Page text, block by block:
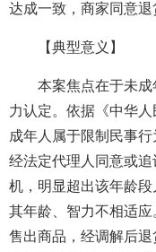
达成一致，商家同意退
【典型意义】
本案焦点在于未成
力认定。依据《中华
成年人属于限制民事
经法定代理人同意或
机，明显超出该年龄
其年龄、智力不相适
售出商品，经调解后